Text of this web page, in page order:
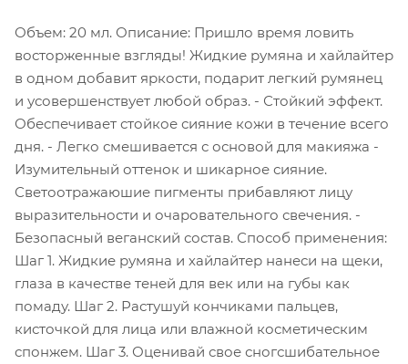
Объем: 20 мл. Описание: Пришло время ловить
восторженные взгляды! Жидкие румяна и хайлайтер
в одном добавит яркости, подарит легкий румянец
и усовершенствует любой образ. - Стойкий эффект.
Обеспечивает стойкое сияние кожи в течение всего
дня. - Легко смешивается с основой для макияжа -
Изумительный оттенок и шикарное сияние.
Светоотражаюшие пигменты прибавляют лицу
выразительности и очаровательного свечения. -
Безопасный веганский состав. Способ применения:
Шаг 1. Жидкие румяна и хайлайтер нанеси на щеки,
глаза в качестве теней для век или на губы как
помаду. Шаг 2. Растушуй кончиками пальцев,
кисточкой для лица или влажной косметическим
спонжем. Шаг 3. Оценивай свое сногсшибательное